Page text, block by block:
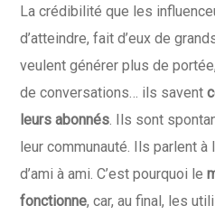
La crédibilité que les
d’atteindre, fait d’eux de
veulent générer plus de
de conversations… ils savent
leurs abonnés. Ils sont
leur communauté. Ils parlent à
d’ami à ami. C’est pourquoi le
fonctionne, car, au final, les